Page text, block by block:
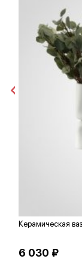
Керамическая
6 030 ₽